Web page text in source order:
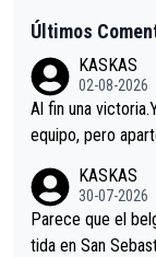
Últimos
KASKAS
02-08-2026
Al fin una
equipo, pero
s.La única buena
astian.Si en la
er alguna
KASKAS
30-07-2026
Parece que el
tida en San